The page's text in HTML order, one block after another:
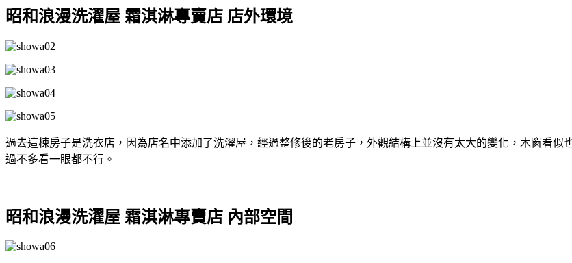
昭和浪漫洗濯屋 霜淇淋專賣店 店外環境
過去這棟房子是洗衣店，因為店名中添加了洗濯屋，經過整修後的老房子，外觀結構上並沒有太大的變化，木窗看
過不多看一眼都不行。
昭和浪漫洗濯屋 霜淇淋專賣店 內部空間